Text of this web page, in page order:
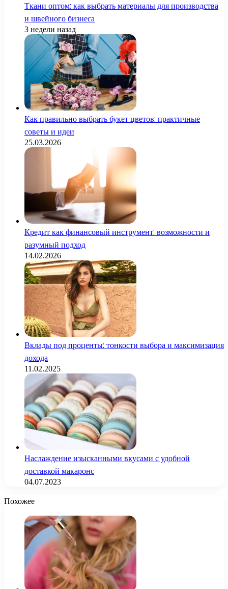
Ткани оптом: как выбрать материалы для производства
и швейного бизнеса
3 недели назад
Как правильно выбрать букет цветов: практичные
советы и идеи
25.03.2026
Кредит как финансовый инструмент: возможности и
разумный подход
14.02.2026
Вклады под проценты: тонкости выбора и максимизация
дохода
11.02.2025
Наслаждение изысканными вкусами с удобной
доставкой макаронс
04.07.2023
Похожее